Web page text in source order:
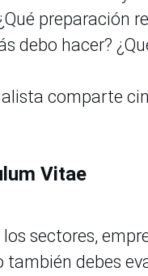
preparación
debo hacer?
comparte
Vitae
sectores,
debes